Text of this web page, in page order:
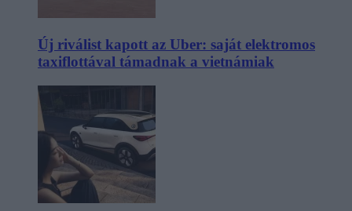
Új riválist kapott az Uber: saját elektromos
taxiflottával támadnak a vietnámiak